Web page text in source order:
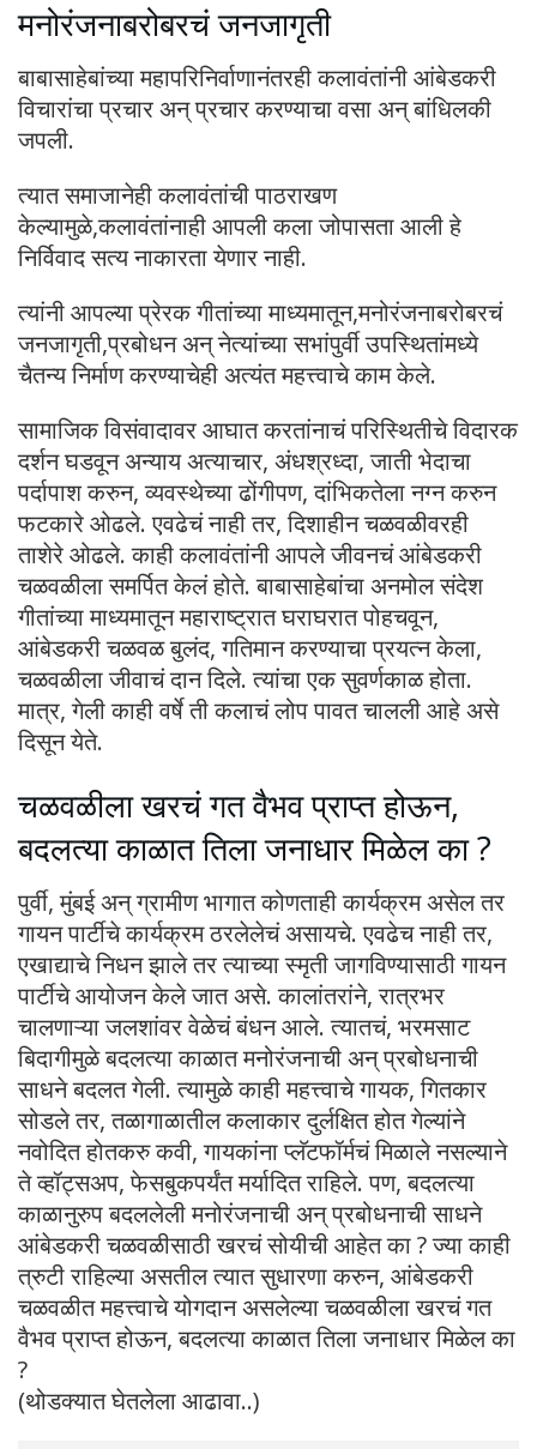
मनोरंजनाबरोबरचं जनजागृती
बाबासाहेबांच्या महापरिनिर्वाणानंतरही कलावंतांनी आंबेडकरी
विचारांचा प्रचार अन् प्रचार करण्याचा वसा अन् बांधिलकी
जपली.
त्यात समाजानेही कलावंतांची पाठराखण
केल्यामुळे,कलावंतांनाही आपली कला जोपासता आली हे
निर्विवाद सत्य नाकारता येणार नाही.
त्यांनी आपल्या प्रेरक गीतांच्या माध्यमातून,मनोरंजनाबरोबरचं
जनजागृती,प्रबोधन अन् नेत्यांच्या सभांपुर्वी उपस्थितांमध्ये
चैतन्य निर्माण करण्याचेही अत्यंत महत्त्वाचे काम केले.
सामाजिक विसंवादावर आघात करतांनाचं परिस्थितीचे विदारक
दर्शन घडवून अन्याय अत्याचार, अंधश्रध्दा, जाती भेदाचा
पर्दापाश करुन, व्यवस्थेच्या ढोंगीपण, दांभिकतेला नग्न करुन
फटकारे ओढले. एवढेचं नाही तर, दिशाहीन चळवळीवरही
ताशेरे ओढले. काही कलावंतांनी आपले जीवनचं आंबेडकरी
चळवळीला समर्पित केलं होते. बाबासाहेबांचा अनमोल संदेश
गीतांच्या माध्यमातून महाराष्ट्रात घराघरात पोहचवून,
आंबेडकरी चळवळ बुलंद, गतिमान करण्याचा प्रयत्न केला,
चळवळीला जीवाचं दान दिले. त्यांचा एक सुवर्णकाळ होता.
मात्र, गेली काही वर्षे ती कलाचं लोप पावत चालली आहे असे
दिसून येते.
चळवळीला खरचं गत वैभव प्राप्त होऊन,
बदलत्या काळात तिला जनाधार मिळेल का ?
पुर्वी, मुंबई अन् ग्रामीण भागात कोणताही कार्यक्रम असेल तर
गायन पार्टीचे कार्यक्रम ठरलेलेचं असायचे. एवढेच नाही तर,
एखाद्याचे निधन झाले तर त्याच्या स्मृती जागविण्यासाठी गायन
पार्टीचे आयोजन केले जात असे. कालांतरांने, रात्रभर
चालणाऱ्या जलशांवर वेळेचं बंधन आले. त्यातचं, भरमसाट
बिदागीमुळे बदलत्या काळात मनोरंजनाची अन् प्रबोधनाची
साधने बदलत गेली. त्यामुळे काही महत्त्वाचे गायक, गितकार
सोडले तर, तळागाळातील कलाकार दुर्लक्षित होत गेल्यांने
नवोदित होतकरु कवी, गायकांना प्लॅटफॉर्मचं मिळाले नसल्याने
ते व्हॉट्सअप, फेसबुकपर्यंत मर्यादित राहिले. पण, बदलत्या
काळानुरुप बदललेली मनोरंजनाची अन् प्रबोधनाची साधने
आंबेडकरी चळवळीसाठी खरचं सोयीची आहेत का ? ज्या काही
त्रुटी राहिल्या असतील त्यात सुधारणा करुन, आंबेडकरी
चळवळीत महत्त्वाचे योगदान असलेल्या चळवळीला खरचं गत
वैभव प्राप्त होऊन, बदलत्या काळात तिला जनाधार मिळेल का
?
(थोडक्यात घेतलेला आढावा..)